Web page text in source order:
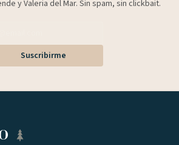
y Valeria del Mar. Sin spam, sin clickbait.
Suscribirme